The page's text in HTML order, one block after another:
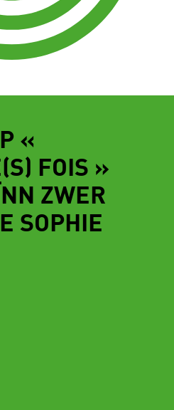
«
FOIS »
ZWER
SOPHIE